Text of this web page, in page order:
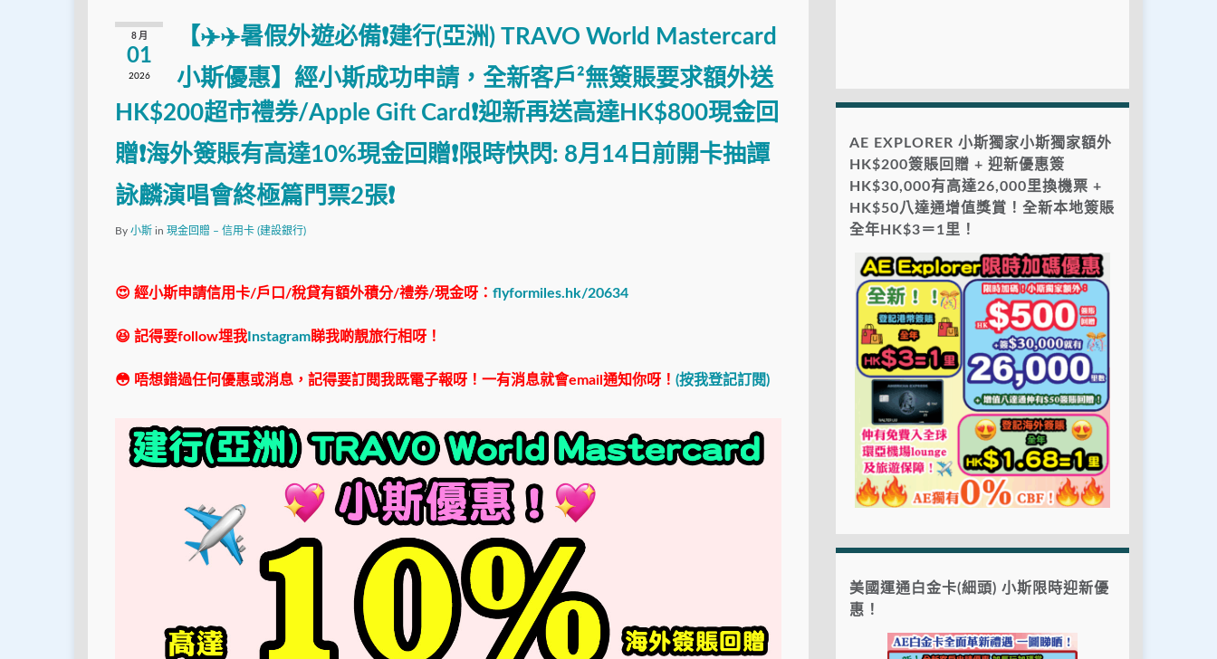
8 月
01
2026
【✈️✈️暑假外遊必備❗建行(亞洲) TRAVO World Mastercard
小斯優惠】經小斯成功申請，全新客戶²無簽賬要求額外送
HK$200超市禮券/Apple Gift Card❗迎新再送高達HK$800現金回
贈❗海外簽賬有高達10%現金回贈❗限時快閃: 8月14日前開卡抽譚
詠麟演唱會終極篇門票2張❗
By 小斯 in 現金回贈 – 信用卡 (建設銀行)
😍 經小斯申請信用卡/戶口/稅貸有額外積分/禮券/現金呀： flyformiles.hk/20634
😆 記得要follow埋我 Instagram睇我啲靚旅行相呀！
😳 唔想錯過任何優惠或消息，記得要訂閱我既電子報呀！一有消息就會email通知你呀！ (按我登記訂閱)
AE EXPLORER 小斯獨家小斯獨家額外
HK$200簽賬回贈 + 迎新優惠簽
HK$30,000有高達26,000里換機票 +
HK$50八達通增值獎賞！全新本地簽賬
全年HK$3＝1里！
美國運通白金卡(細頭) 小斯限時迎新優
惠！